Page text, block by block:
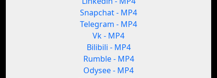
Snapchat - MP4
Telegram - MP4
Vk - MP4
Bilibili - MP4
Rumble - MP4
Odysee - MP4